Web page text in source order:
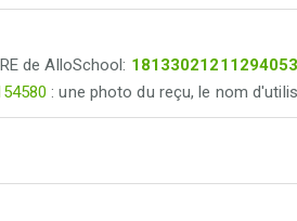
de AlloSchool:
: une photo du reçu, le nom